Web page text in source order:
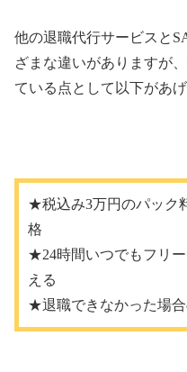
他の退職代行サービスと
ざまな違いがありますが
ている点として以下があげ
★税込み3万円のパック
格
★24時間いつでもフリ
える
★退職できなかった場